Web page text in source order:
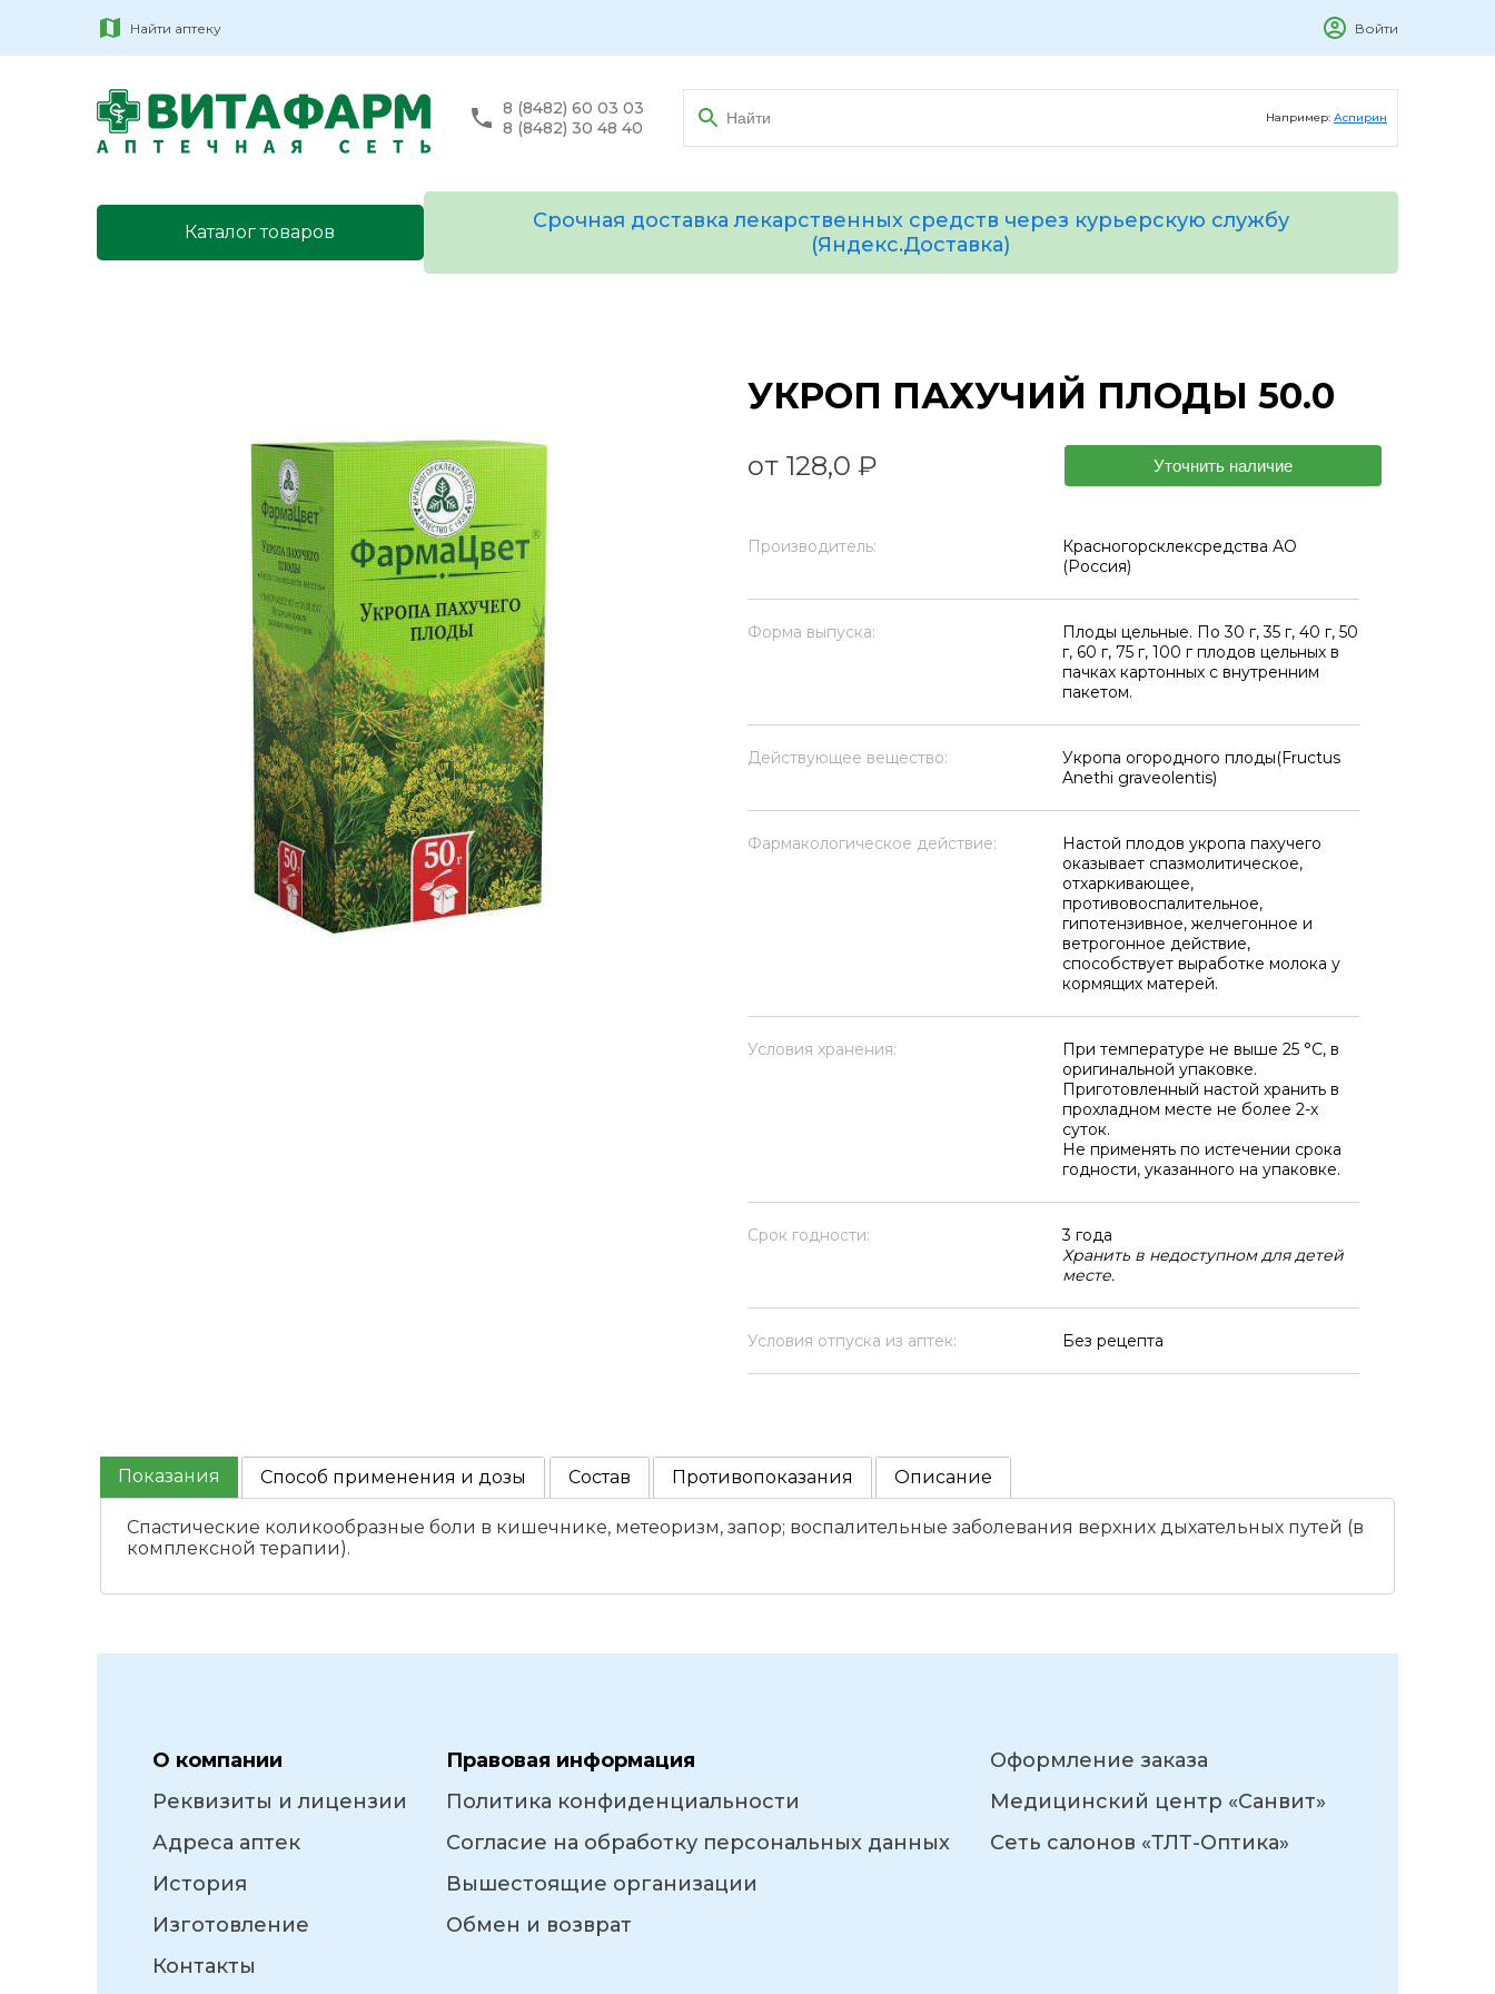
Найти аптеку Войти
8 (8482) 60 03 03
8 (8482) 30 48 40
Например: Аспирин
Каталог товаров
Срочная доставка лекарственных средств через курьерскую службу
(Яндекс.Доставка)
УКРОП ПАХУЧИЙ ПЛОДЫ 50.0
от 128,0 ₽ Уточнить наличие
Производитель:
Красногорсклексредства АО
(Россия)
Форма выпуска:
Плоды цельные. По 30 г, 35 г, 40 г, 50
г, 60 г, 75 г, 100 г плодов цельных в
пачках картонных с внутренним
пакетом.
Действующее вещество:
Укропа огородного плоды(Fructus
Anethi graveolentis)
Фармакологическое действие:
Настой плодов укропа пахучего
оказывает спазмолитическое,
отхаркивающее,
противовоспалительное,
гипотензивное, желчегонное и
ветрогонное действие,
способствует выработке молока у
кормящих матерей.
Условия хранения:
При температуре не выше 25 °C, в
оригинальной упаковке.
Приготовленный настой хранить в
прохладном месте не более 2-х
суток.
Не применять по истечении срока
годности, указанного на упаковке.
Срок годности:
3 года
Хранить в недоступном для детей
месте.
Условия отпуска из аптек: Без рецепта
Показания Способ применения и дозы Состав Противопоказания Описание
Спастические коликообразные боли в кишечнике, метеоризм, запор; воспалительные заболевания верхних дыхательных путей (в
комплексной терапии).
О компании
Реквизиты и лицензии
Адреса аптек
История
Изготовление
Контакты
Правовая информация
Политика конфиденциальности
Согласие на обработку персональных данных
Вышестоящие организации
Обмен и возврат
Оформление заказа
Медицинский центр «Санвит»
Сеть салонов «ТЛТ-Оптика»